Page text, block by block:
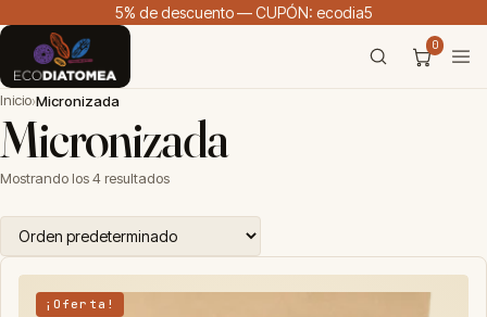
5% de descuento — CUPÓN: ecodia5
0
Inicio›Micronizada
Micronizada
Mostrando los 4 resultados
¡Oferta!